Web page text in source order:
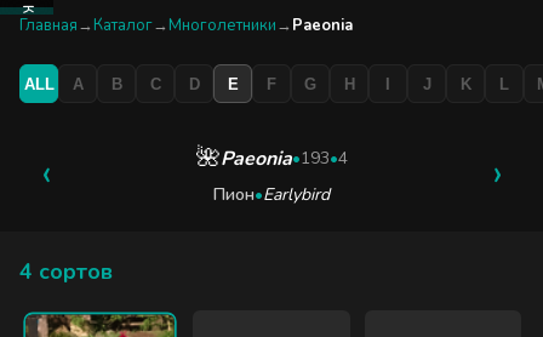
КАТАЛОГ
БУТИК
Главная→ Каталог→ Многолетники→ Paeonia
ALL A B C D E F G H I J K L
‹ 🌺Paeonia•193•4
Пион•Earlybird ›
4 сортов